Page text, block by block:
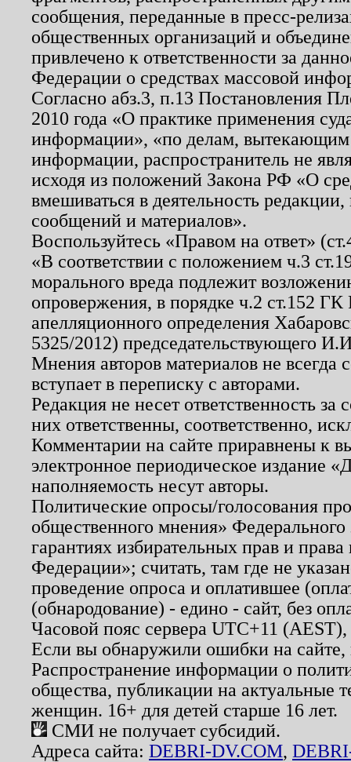
сообщения, переданные в пресс-
общественных организаций и
привлечено к ответственности за
Федерации о средствах массовой
Согласно абз.3, п.13 Постановления
2010 года «О практике применения
информации», «по делам, вытекающим
информации, распространитель не
исходя из положений Закона РФ «О
вмешиваться в деятельность
сообщений и материалов».
Воспользуйтесь «Правом на ответ»
«В соответствии с положением ч.3
морального вреда подлежит
опровержения, в порядке ч.2 ст.152
апелляционного определения
5325/2012) председательствующего
Мнения авторов материалов не
вступает в переписку с авторами.
Редакция не несет ответственность
них ответственны, соответственно,
Комментарии на сайте приравнены к
электронное периодическое издание
наполняемость несут авторы.
Политические опросы/голосования
общественного мнения»
гарантиях избирательных прав и
Федерации»; считать, там где не
проведение опроса и оплатившее
(обнародование) - едино - сайт, без
Часовой пояс сервера UTC+11
Если вы обнаружили ошибки на
Распространение информации о
общества, публикации на актуальные
женщин. 16+ для детей старше 16 лет.
СМИ не получает субсидий.
Адреса сайта: DEBRI-DV.COM,